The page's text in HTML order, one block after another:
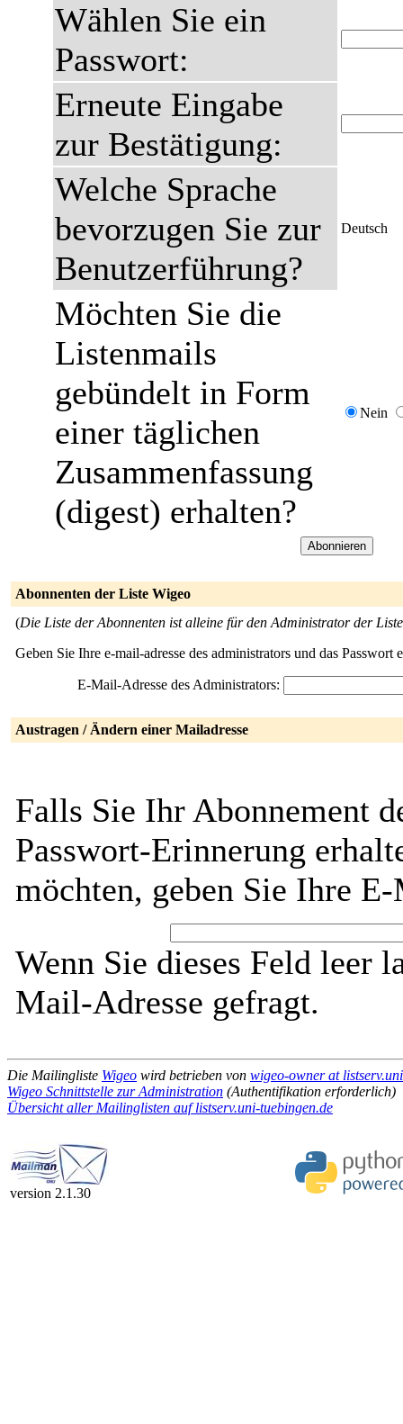
Wählen Sie ein
Passwort:
Erneute Eingabe
zur Bestätigung:
Welche Sprache
bevorzugen Sie zur
Benutzerführung?
Deutsch
Möchten Sie die
Listenmails
gebündelt in Form
einer täglichen
Zusammenfassung
(digest) erhalten?
Nein
Abonnenten der Liste Wigeo
(Die Liste der Abonnenten ist alleine für den Administrator der
Geben Sie Ihre e-mail-adresse des administrators und das
E-Mail-Adresse des Administrators:
Austragen / Ändern einer Mailadresse
Falls Sie Ihr Abonnement
Passwort-Erinnerung
möchten, geben Sie Ihre
Wenn Sie dieses Feld leer
Mail-Adresse gefragt.
Die Mailingliste Wigeo wird betrieben von wigeo-owner at
Wigeo Schnittstelle zur Administration (Authentifikation erforderlich)
Übersicht aller Mailinglisten auf listserv.uni-tuebingen.de
version 2.1.30